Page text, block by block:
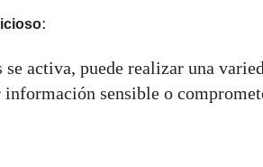
:
activa, puede realizar una
información sensible o